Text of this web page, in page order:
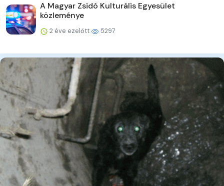
A Magyar Zsidó Kulturális Egyesület
közleménye
2 éve ezelőtt 5297